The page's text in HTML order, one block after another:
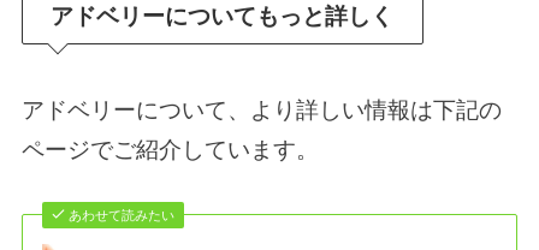
アドベリーについてもっと詳しく
アドベリーについて、より詳しい情報は下記の
ページでご紹介しています。
あわせて読みたい